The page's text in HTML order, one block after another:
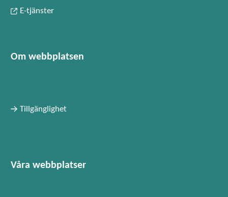
E-tjänster
Om webbplatsen
Tillgänglighet
Våra webbplatser